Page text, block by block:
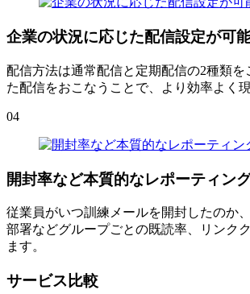
企業の状況に応じた配信設定が可
配信方法は通常配信と定期配信の2種類
た配信をおこなうことで、より効率よく
04
開封率など本質的なレポーティン
従業員がいつ訓練メールを開封したのか
部署などグループごとの既読率、リンク
ます。
サービス比較